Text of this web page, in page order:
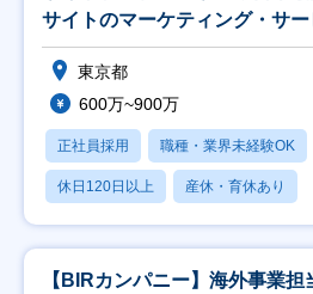
サイトのマーケティング・サ
東京都
600万~900万
正社員採用 職種・業界未経験OK
休日120日以上 産休・育休あり
【BIRカンパニー】海外事業担